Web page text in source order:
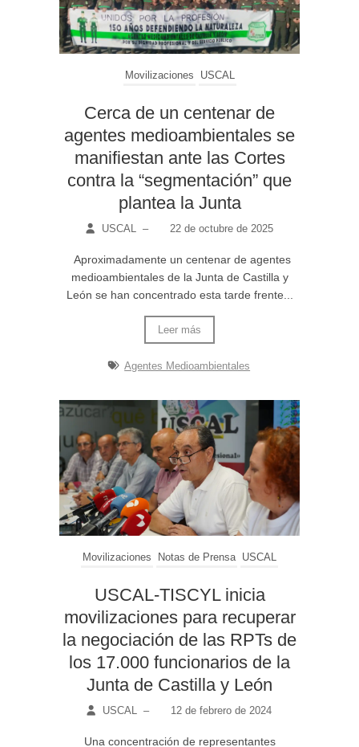
Movilizaciones USCAL
Cerca de un centenar de
agentes medioambientales se
manifiestan ante las Cortes
contra la “segmentación” que
plantea la Junta
USCAL – 22 de octubre de 2025
Aproximadamente un centenar de agentes
medioambientales de la Junta de Castilla y
León se han concentrado esta tarde frente...
Leer más
Agentes Medioambientales
Movilizaciones Notas de Prensa USCAL
USCAL-TISCYL inicia
movilizaciones para recuperar
la negociación de las RPTs de
los 17.000 funcionarios de la
Junta de Castilla y León
USCAL – 12 de febrero de 2024
Una concentración de representantes